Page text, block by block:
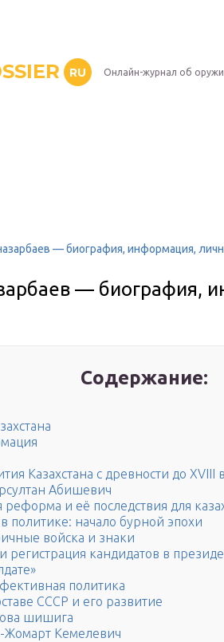
RU Онлайн-журнал об
— биография, информация,
— биография,
Содержание:
Казахстана с древности до XVIII
Абишевич
реформа и её последствия для
политике: начало бурной эпохи
войска и знаки
кандидатов в
политика
СССР и его развитие
шишига
Жомарт Кемелевич